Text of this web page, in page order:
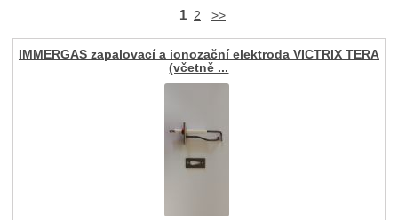
1 2 >>
IMMERGAS zapalovací a ionozační elektroda VICTRIX TERA
(včetně ...